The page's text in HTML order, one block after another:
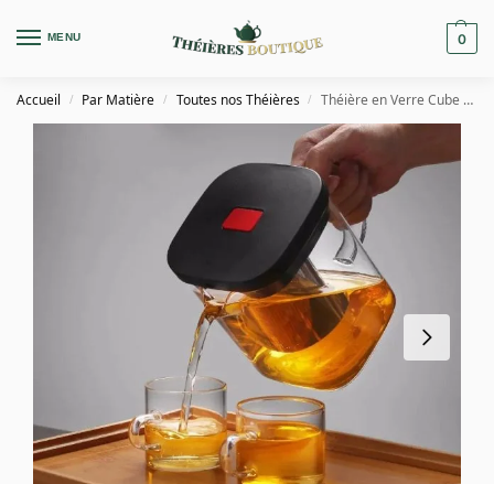
MENU 0
Accueil / Par Matière / Toutes nos Théières / Théière en Verre Cube 600ML – 1L